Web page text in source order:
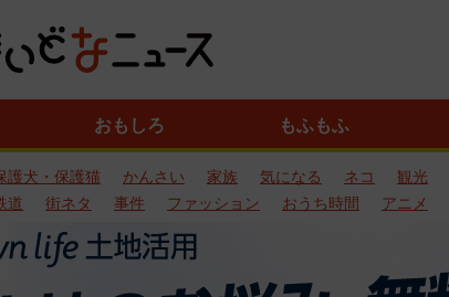
おもしろ もふもふ
護犬・保護猫 かんさい 家族 気になる ネコ 観光
道
街ネタ 事件 ファッション おうち時間 アニメ